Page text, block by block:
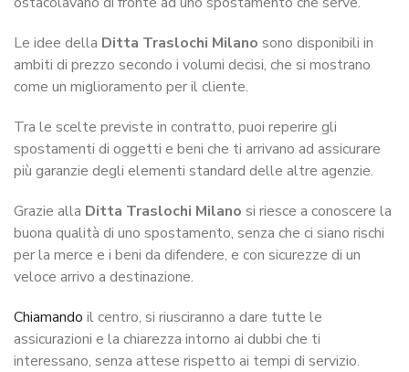
Le idee della Ditta Traslochi Milano sono disponibili in
ambiti di prezzo secondo i volumi decisi, che si mostrano
come un miglioramento per il cliente.
Tra le scelte previste in contratto, puoi reperire gli
spostamenti di oggetti e beni che ti arrivano ad assicurare
più garanzie degli elementi standard delle altre agenzie.
Grazie alla Ditta Traslochi Milano si riesce a conoscere la
buona qualità di uno spostamento, senza che ci siano rischi
per la merce e i beni da difendere, e con sicurezze di un
veloce arrivo a destinazione.
Chiamando il centro, si riusciranno a dare tutte le
assicurazioni e la chiarezza intorno ai dubbi che ti
interessano, senza attese rispetto ai tempi di servizio.